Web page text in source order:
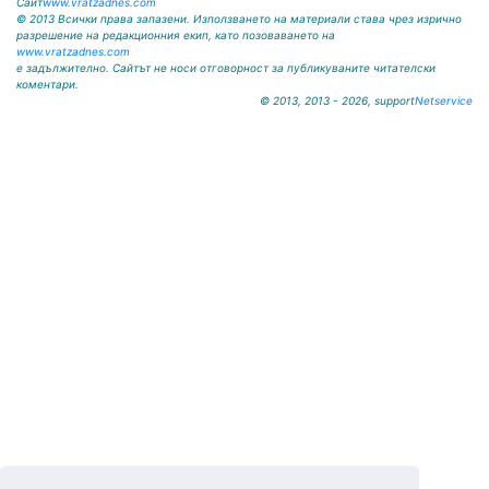
© 2013 Всички права запазени. Използването на материали става чрез изрично
разрешение на редакционния екип, като позоваването на
www.vratzadnes.com
е задължително. Сайтът не носи отговорност за публикуваните читателски
коментари.
© 2013, 2013 - 2026, supportNetservice